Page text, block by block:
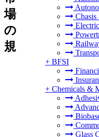
+ BFSI
+ Chemicals &
Glass
場
の
規